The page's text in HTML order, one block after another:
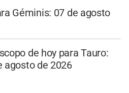
Géminis: 07 de agosto
de hoy para Tauro:
agosto de 2026